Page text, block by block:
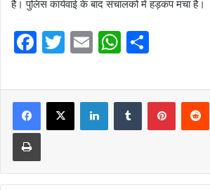
है। पुलिस कार्यवाई के बाद संचालको में हड़कंप मचा है।
F
c
e
b
o
o
T
itt
er
E
ai
l
W
at
s
A
p
ar
e
LinkedInTumblr Pinterest
Print